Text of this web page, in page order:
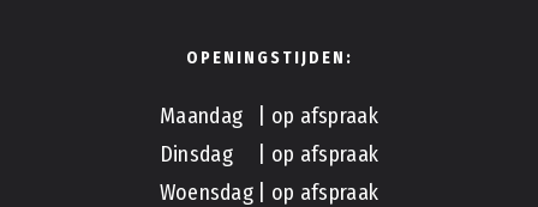
OPENINGSTIJDEN:
Maandag | op afspraak
Dinsdag | op afspraak
Woensdag | op afspraak